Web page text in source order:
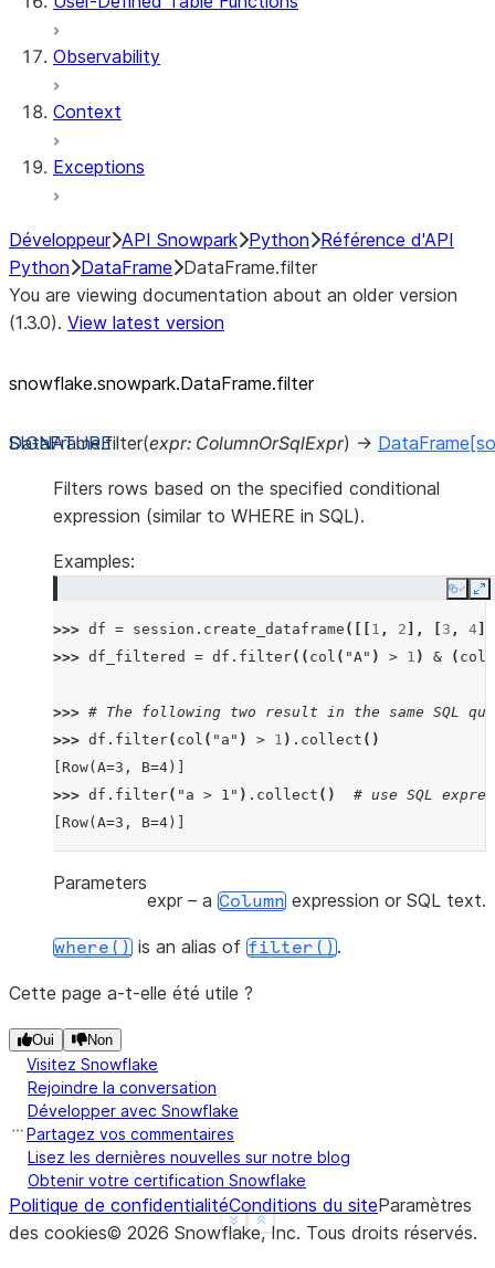
Observability
Context
Exceptions
Développeur API Snowpark Python Référence d'API
Python DataFrame DataFrame.filter
You are viewing documentation about an older version
(1.3.0). View latest version
snowflake.snowpark.DataFrame.filter
DataFrame.filter(expr: ColumnOrSqlExpr) → DataFrame
Filters rows based on the specified conditional
expression (similar to WHERE in SQL).
Examples:
Copy
>>> df = session . create_dataframe ([[ 1 , 2 ], 3 , 4
>>> df_filtered = df . filter(( col ( "A" ) > 1 ) & ( col
>>> # The following two result in the same SQL
>>> df . filter( col ( "a" ) > 1 ) . collect ()
[Row(A=3, B=4)]
>>> df . filter( "a > 1" ) . collect ()
# use SQL
[Row(A=3, B=4)]
Show less
See more
Parameters
expr – a Column expression or SQL text.
where() is an alias of filter().
Cette page a-t-elle été utile ?
Oui Non
Visitez Snowflake
Rejoindre la conversation
Développer avec Snowflake
Partagez vos commentaires
Lisez les dernières nouvelles sur notre blog
Obtenir votre certification Snowflake
Politique de confidentialitéConditions du siteParamètres
des cookies© 2026 Snowflake, Inc. Tous droits réservés.